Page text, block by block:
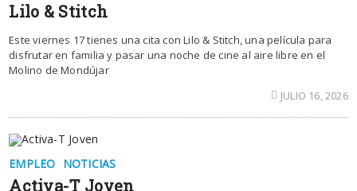
Lilo & Stitch
Este viernes 17 tienes una cita con Lilo & Stitch, una película para
disfrutar en familia y pasar una noche de cine al aire libre en el
Molino de Mondújar
JULIO 16, 2026
EMPLEO NOTICIAS
Activa-T Joven